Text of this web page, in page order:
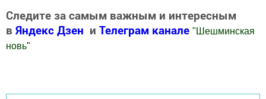
Следите за самым важным и интересным
в Яндекс Дзен и Телеграм канале " Шешминская
новь"